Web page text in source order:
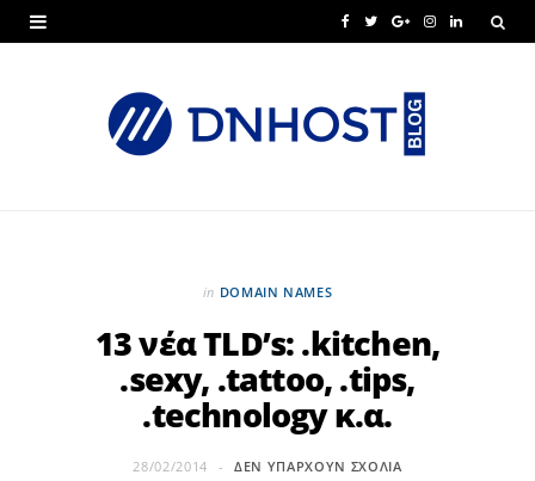
c
T
i
G
o
g
I
m
L
in DOMAIN NAMES
13 νέα TLD’s: .kitchen,
.sexy, .tattoo, .tips,
.technology κ.α.
28/02/2014 ΔΕΝ ΥΠΆΡΧΟΥΝ ΣΧΌΛΙΑ